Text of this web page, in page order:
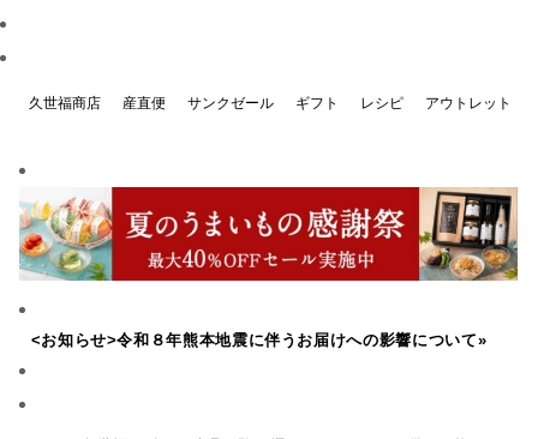
久世福商店 産直便 サンクゼール ギフト レシピ アウトレット
<お知らせ>令和８年熊本地震に伴うお届けへの影響について»